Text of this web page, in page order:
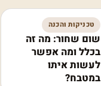
טכניקות והכנה
שום שחור: מה זה
בכלל ומה אפשר
לעשות איתו
במטבח?